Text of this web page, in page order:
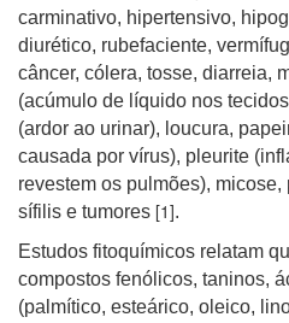
carminativo, hipertensivo,
diurético, rubefaciente,
câncer, cólera, tosse, diarreia,
(acúmulo de líquido nos
(ardor ao urinar), loucura,
causada por vírus), pleurite
revestem os pulmões),
sífilis e tumores [1].
Estudos fitoquímicos relatam
compostos fenólicos, taninos,
(palmítico, esteárico, oleico,